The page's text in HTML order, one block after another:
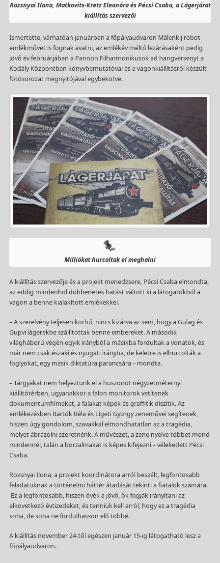
Rozsnyai Ilona, Matkovits-Kretz Eleonóra és Pécsi Csaba, a Lágerjárat
kiállítás szervezői
Ismertette, várhatóan januárban a főpályaudvaron Málenkij robot
emlékművet is fognak avatni, az emlékév méltó lezárásaként pedig
jövő év februárjában a Pannon Filharmonikusok ad hangversenyt a
Kodály Központban könyvbemutatóval és a vagonkiállításról készült
fotósorozat megnyitójával egybekötve.
Milliókat hurcoltak el meghalni
A kiállítás szervezője és a projekt menedzsere, Pécsi Csaba elmondta,
az eddig mindenhol döbbenetes hatást váltott ki a látogatókból a
vagon a benne kialakított emlékekkel.
– A szerelvény teljesen korhű, nincs kizárva az sem, hogy a Gulag és
Gupvi lágerekbe szállítottak benne embereket. A második
világháború végén egyik irányból a másikba fordultak a vonatok, és
már nem csak északi és nyugati irányba, de keletre is elhurcolták a
foglyokat, egy másik diktatúra parancsára – mondta.
– Tárgyakat nem helyeztünk el a huszonöt négyzetméternyi
kiállítótérben, ugyanakkor a falon monitorok vetítenek
dokumentumfilmeket, a falakat képek és graffitik díszítik. Az
emlékezésben Bartók Béla és Ligeti György zeneművei segítenek,
hiszen úgy gondolom, szavakkal elmondhatatlan az a tragédia,
melyet ábrázolni szeretnénk. A művészet, a zene nyelve többet mond
mindennél, talán a borzalmakat is képes kifejezni – vélekedett Pécsi
Csaba.
Rozsnyai Ilona, a projekt koordinátora arról beszélt, legfontosabb
feladatuknak a történelmi háttér átadását tekinti a fiatalok számára.
Ez a legfontosabb, hiszen övék a jövő, ők fogják irányítani az
elkövetkező évtizedeket, és tenniük kell arról, hogy ez a tragédia
soha, de soha ne fordulhasson elő többé.
A kiállítás november 24-től egészen január 15-ig látogatható lesz a
főpályaudvaron.